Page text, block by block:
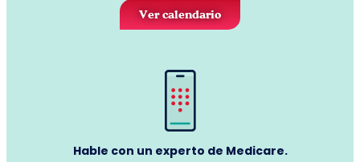
Ver calendario
Hable con un experto de Medicare.